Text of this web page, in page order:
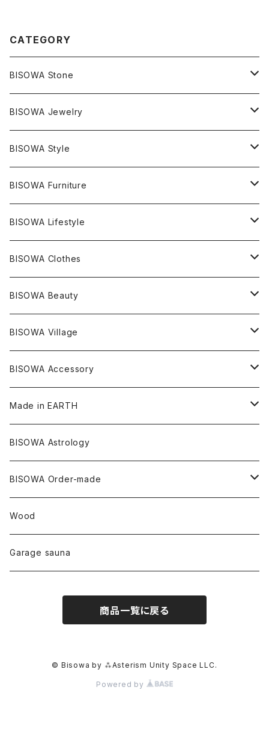
CATEGORY
BISOWA Stone
マスタークリスタル / 水晶
エレスチャル
ライトニング
ツインソウル
メタモルフォーゼス
クォーツインクォーツ
ガーデンクォーツ
石の種類別
アメジスト
アクアマリン
デュモルチェライト
タンザナイト
ムーンストーン
ルチルクォーツ
産地別
ヒマラヤ
ブラジル
中国
アメリカ
BISOWA Jewelry
ネックレス／ペンダント
宇佐美聖子
絹麻 ~kenma~
ピアス
宇佐美聖子
Others
ブレスレット
宇佐美聖子
Others
リング
サンキャッチャー
ヘアアクセサリー
イヤリング
キーホルダー
BISOWA Style
ONE PIECE
ヘンプ
オーガニックコットン
PANTS
ヘンプ
オーガニックコットン
T-SHIRT
オーガニックコットン
ヘンプコットン
leggings
ヘンプ
オーガニックコットン
Others
ヘンプ
オーガニックコットン
Underwear
BISOWA Furniture
のるすく
BISOWA Lifestyle
Music
宇佐美聖子
Niceness Music
浄化アイテム
Cosmic Hemp 麻炭
セージ
オラクルカード
キャンドル
HAZE 和蝋燭
縁キャンドル
陶器
大蝶恵美子
Tomoko Uemura Art 麻炭陶器
Cosmic hemp
YUGEN GLASS
others
foods
BISOWA Clothes
麻
絹
Others
オーガニックコットン
バンブー
オーガニックフリース
BISOWA Beauty
ヘンプオイル
BISOWA Village
Bisowa Club Room
BISOWA Accessory
ヘアゴム
宇佐美聖子
Made in EARTH
Misakubo Japan
碧-AOI-の松葉天然酵母パン
Uwajima Japan
BISOWA Astrology
BISOWA Order-made
∞Seiko Usami∞
Wood
Garage sauna
商品一覧に戻る
© Bisowa by ⁂Asterism Unity Space LLC.
Powered by